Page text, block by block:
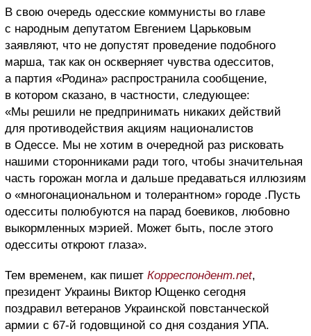
В свою очередь одесские коммунисты во главе
с народным депутатом Евгением Царьковым
заявляют, что не допустят проведение подобного
марша, так как он оскверняет чувства одесситов,
а партия «Родина» распространила сообщение,
в котором сказано, в частности, следующее:
«Мы решили не предпринимать никаких действий
для противодействия акциям националистов
в Одессе. Мы не хотим в очередной раз рисковать
нашими сторонниками ради того, чтобы значительная
часть горожан могла и дальше предаваться иллюзиям
о «многонациональном и толерантном» городе .Пусть
одесситы полюбуются на парад боевиков, любовно
выкормленных мэрией. Может быть, после этого
одесситы откроют глаза».
Тем временем, как пишет Корреспондент.net,
президент Украины Виктор Ющенко сегодня
поздравил ветеранов Украинской повстанческой
армии с 67-й годовщиной со дня создания УПА.